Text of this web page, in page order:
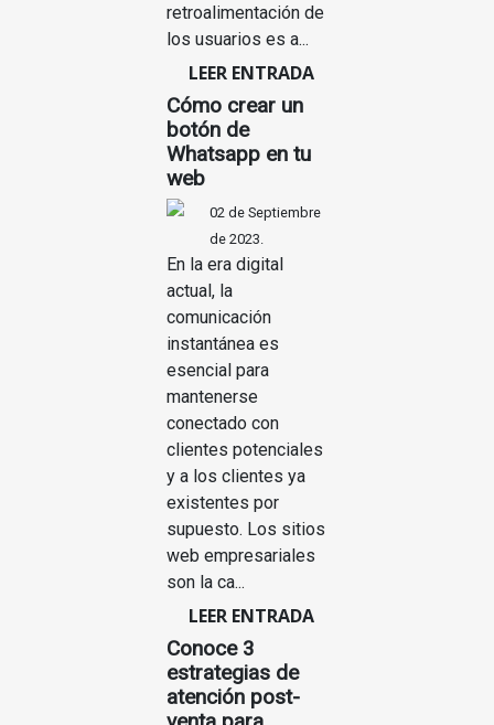
retroalimentación de
los usuarios es a...
LEER ENTRADA
Cómo crear un
botón de
Whatsapp en tu
web
02 de Septiembre
de 2023.
En la era digital
actual, la
comunicación
instantánea es
esencial para
mantenerse
conectado con
clientes potenciales
y a los clientes ya
existentes por
supuesto. Los sitios
web empresariales
son la ca...
LEER ENTRADA
Conoce 3
estrategias de
atención post-